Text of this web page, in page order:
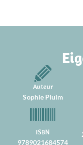
Auteur
Sophie Pluim
ISBN
9789021684574